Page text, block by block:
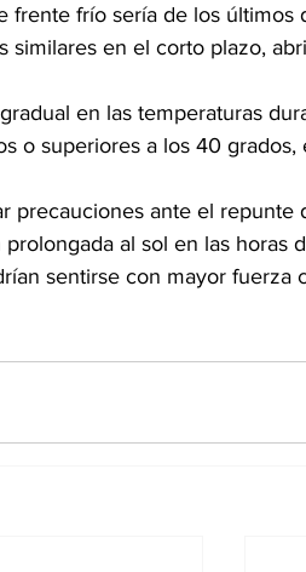
frío sería de los últimos
en el corto plazo,
en las temperaturas
o superiores a los 40 grados,
precauciones ante el repunte
al sol en las horas
sentirse con mayor fuerza